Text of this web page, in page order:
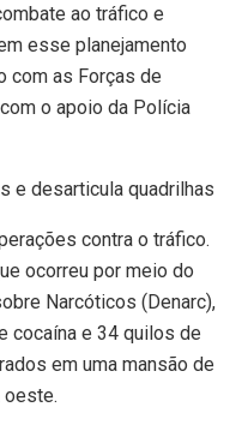
ao tráfico e
esse planejamento
com as Forças de
o apoio da Polícia
e desarticula quadrilhas
contra o tráfico.
ocorreu por meio do
Narcóticos (Denarc),
cocaína e 34 quilos de
em uma mansão de
oeste.